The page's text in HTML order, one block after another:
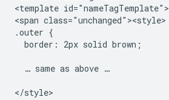
<template id="nameTagTemplate">
<span class="unchanged"><style>
.outer {
  border: 2px solid brown;
  … same as above …
</style>